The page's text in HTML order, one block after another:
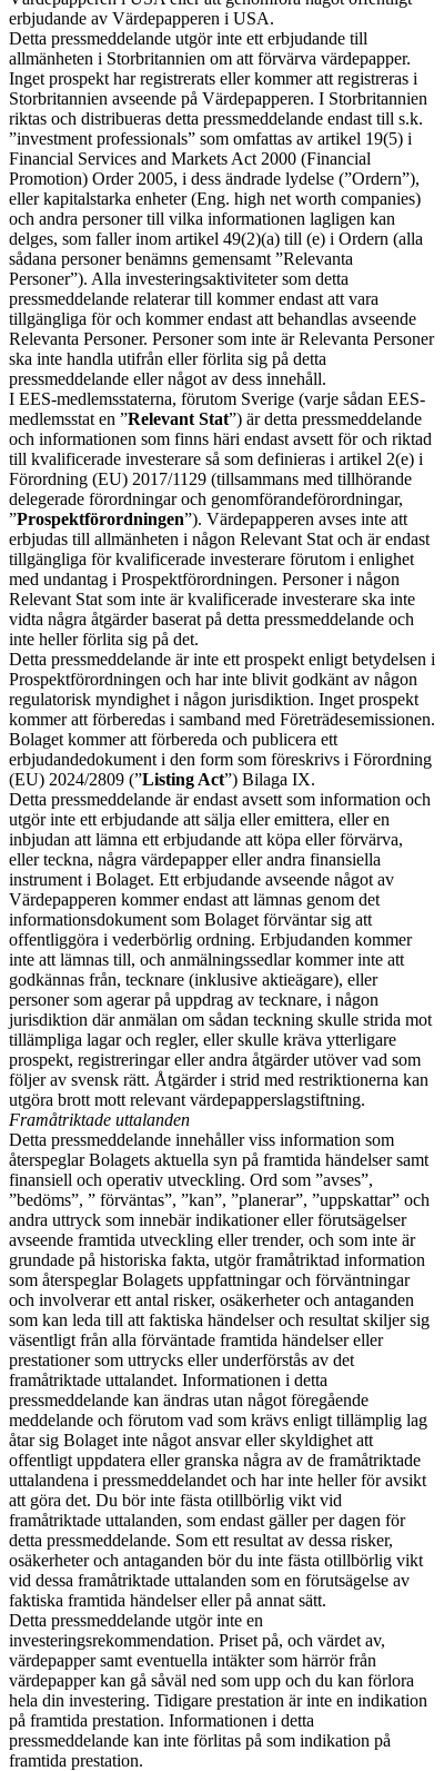
erbjudande av Värdepapperen i USA.
Detta pressmeddelande utgör inte ett erbjudande till
allmänheten i Storbritannien om att förvärva värdepapper.
Inget prospekt har registrerats eller kommer att registreras i
Storbritannien avseende på Värdepapperen. I Storbritannien
riktas och distribueras detta pressmeddelande endast till s.k.
”investment professionals” som omfattas av artikel 19(5) i
Financial Services and Markets Act 2000 (Financial
Promotion) Order 2005, i dess ändrade lydelse (”Ordern”),
eller kapitalstarka enheter (Eng. high net worth companies)
och andra personer till vilka informationen lagligen kan
delges, som faller inom artikel 49(2)(a) till (e) i Ordern (alla
sådana personer benämns gemensamt ”Relevanta
Personer”). Alla investeringsaktiviteter som detta
pressmeddelande relaterar till kommer endast att vara
tillgängliga för och kommer endast att behandlas avseende
Relevanta Personer. Personer som inte är Relevanta Personer
ska inte handla utifrån eller förlita sig på detta
pressmeddelande eller något av dess innehåll.
I EES-medlemsstaterna, förutom Sverige (varje sådan EES-
medlemsstat en ”Relevant Stat”) är detta pressmeddelande
och informationen som finns häri endast avsett för och riktad
till kvalificerade investerare så som definieras i artikel 2(e) i
Förordning (EU) 2017/1129 (tillsammans med tillhörande
delegerade förordningar och genomförandeförordningar,
”Prospektförordningen”). Värdepapperen avses inte att
erbjudas till allmänheten i någon Relevant Stat och är endast
tillgängliga för kvalificerade investerare förutom i enlighet
med undantag i Prospektförordningen. Personer i någon
Relevant Stat som inte är kvalificerade investerare ska inte
vidta några åtgärder baserat på detta pressmeddelande och
inte heller förlita sig på det.
Detta pressmeddelande är inte ett prospekt enligt betydelsen i
Prospektförordningen och har inte blivit godkänt av någon
regulatorisk myndighet i någon jurisdiktion. Inget prospekt
kommer att förberedas i samband med Företrädesemissionen.
Bolaget kommer att förbereda och publicera ett
erbjudandedokument i den form som föreskrivs i Förordning
(EU) 2024/2809 (”Listing Act”) Bilaga IX.
Detta pressmeddelande är endast avsett som information och
utgör inte ett erbjudande att sälja eller emittera, eller en
inbjudan att lämna ett erbjudande att köpa eller förvärva,
eller teckna, några värdepapper eller andra finansiella
instrument i Bolaget. Ett erbjudande avseende något av
Värdepapperen kommer endast att lämnas genom det
informationsdokument som Bolaget förväntar sig att
offentliggöra i vederbörlig ordning. Erbjudanden kommer
inte att lämnas till, och anmälningssedlar kommer inte att
godkännas från, tecknare (inklusive aktieägare), eller
personer som agerar på uppdrag av tecknare, i någon
jurisdiktion där anmälan om sådan teckning skulle strida mot
tillämpliga lagar och regler, eller skulle kräva ytterligare
prospekt, registreringar eller andra åtgärder utöver vad som
följer av svensk rätt. Åtgärder i strid med restriktionerna kan
utgöra brott mott relevant värdepapperslagstiftning.
Framåtriktade uttalanden
Detta pressmeddelande innehåller viss information som
återspeglar Bolagets aktuella syn på framtida händelser samt
finansiell och operativ utveckling. Ord som ”avses”,
”bedöms”, ” förväntas”, ”kan”, ”planerar”, ”uppskattar” och
andra uttryck som innebär indikationer eller förutsägelser
avseende framtida utveckling eller trender, och som inte är
grundade på historiska fakta, utgör framåtriktad information
som återspeglar Bolagets uppfattningar och förväntningar
och involverar ett antal risker, osäkerheter och antaganden
som kan leda till att faktiska händelser och resultat skiljer sig
väsentligt från alla förväntade framtida händelser eller
prestationer som uttrycks eller underförstås av det
framåtriktade uttalandet. Informationen i detta
pressmeddelande kan ändras utan något föregående
meddelande och förutom vad som krävs enligt tillämplig lag
åtar sig Bolaget inte något ansvar eller skyldighet att
offentligt uppdatera eller granska några av de framåtriktade
uttalandena i pressmeddelandet och har inte heller för avsikt
att göra det. Du bör inte fästa otillbörlig vikt vid
framåtriktade uttalanden, som endast gäller per dagen för
detta pressmeddelande. Som ett resultat av dessa risker,
osäkerheter och antaganden bör du inte fästa otillbörlig vikt
vid dessa framåtriktade uttalanden som en förutsägelse av
faktiska framtida händelser eller på annat sätt.
Detta pressmeddelande utgör inte en
investeringsrekommendation. Priset på, och värdet av,
värdepapper samt eventuella intäkter som härrör från
värdepapper kan gå såväl ned som upp och du kan förlora
hela din investering. Tidigare prestation är inte en indikation
på framtida prestation. Informationen i detta
pressmeddelande kan inte förlitas på som indikation på
framtida prestation.